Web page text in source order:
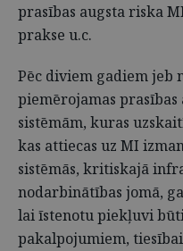
prasības augsta riska
prakse u.c.
Pēc diviem gadiem jeb
piemērojamas
sistēmām, kuras
kas attiecas uz MI
sistēmās, kritiskajā
nodarbinātības jomā,
lai īstenotu piekļuvi
pakalpojumiem,